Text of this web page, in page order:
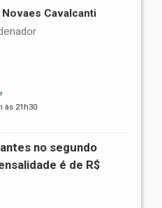
Cavalcanti
às 21h30
no segundo
é de R$